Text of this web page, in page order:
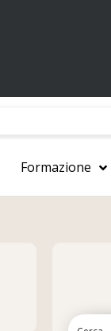
Formazione